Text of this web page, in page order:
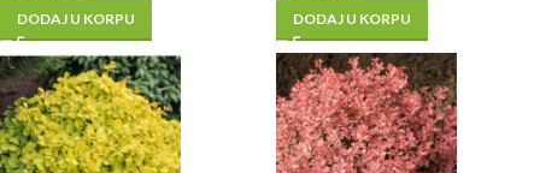
DODAJ U KORPU DODAJ U KORPU